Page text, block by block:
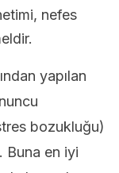
nefes
yapılan
bozukluğu)
Buna en iyi